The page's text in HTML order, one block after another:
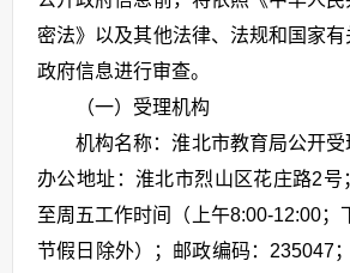
密法》以及其他法律、法规和国家
政府信息进行审查。
（一）受理机构
机构名称：淮北市教育局公开受
办公地址：淮北市烈山区花庄路2号
至周五工作时间（上午8:00-12:00；
节假日除外）；邮政编码：235047 ；